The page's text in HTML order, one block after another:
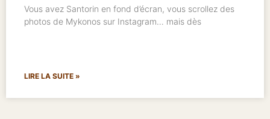
Vous avez Santorin en fond d’écran, vous scrollez des
photos de Mykonos sur Instagram… mais dès
LIRE LA SUITE »